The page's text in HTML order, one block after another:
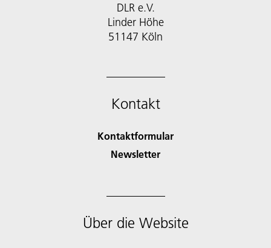
DLR e.V.
Linder Höhe
51147 Köln
Kontakt
Kontaktformular
Newsletter
Über die Website